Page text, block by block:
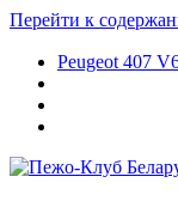
Перейти к
Peugeot 407